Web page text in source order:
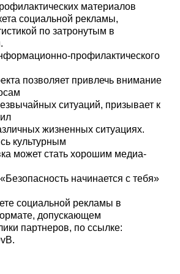
материалов
социальной рекламы,
по затронутым в
профилактического
позволяет привлечь внимание
ситуаций, призывает к
жизненных ситуациях.
культурным
может стать хорошим медиа-
начинается с тебя»
социальной рекламы в
допускающем
партнеров, по ссылке: